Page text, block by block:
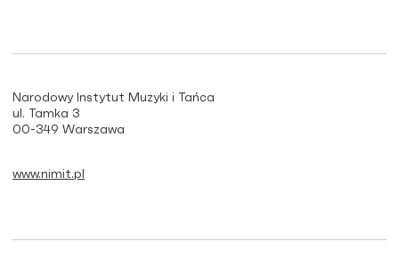
Narodowy Instytut Muzyki i Tańca
ul. Tamka 3
00-349 Warszawa
www.nimit.pl